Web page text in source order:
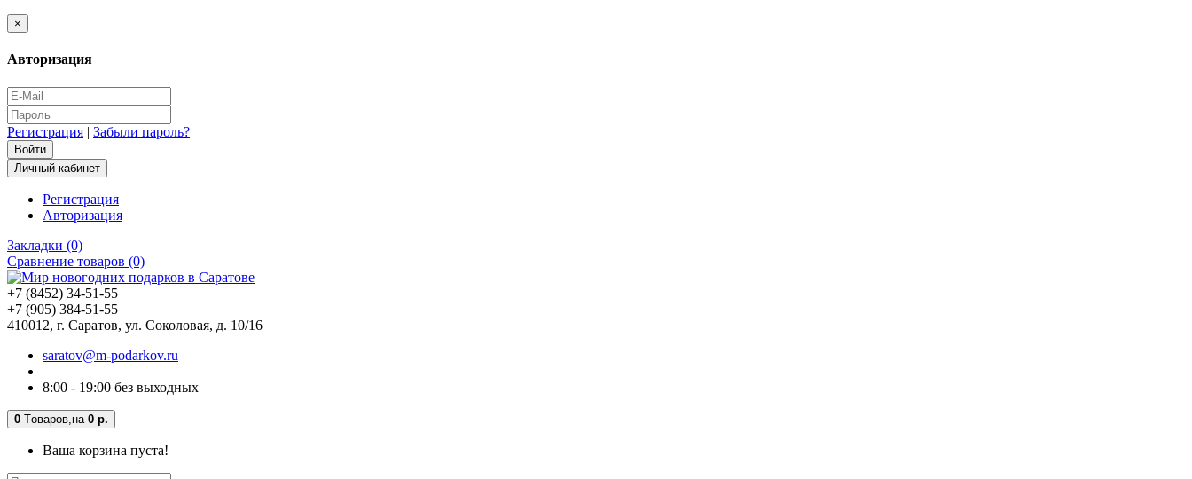
×
Авторизация
Регистрация | Забыли пароль?
Личный кабинет
Регистрация
Авторизация
Закладки (0)
Сравнение товаров (0)
+7 (8452) 34-51-55
+7 (905) 384-51-55
410012, г. Саратов, ул. Соколовая, д. 10/16
saratov@m-podarkov.ru
8:00 - 19:00 без выходных
0 Tоваров, на 0 р.
Ваша корзина пуста!